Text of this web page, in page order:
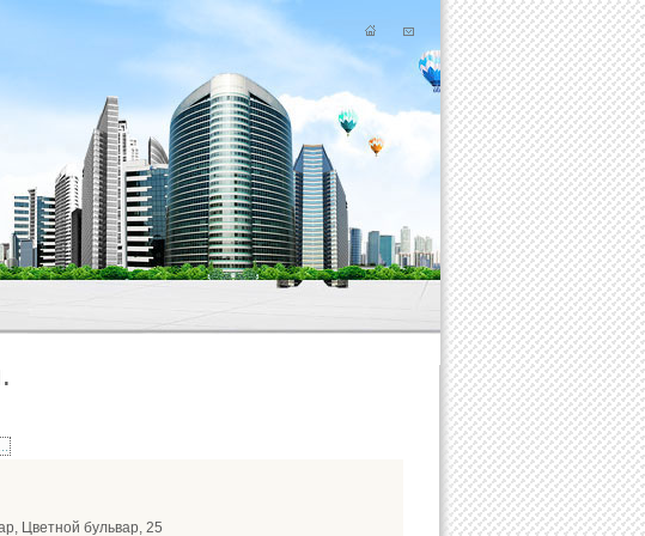
Цветной бульвар, 25